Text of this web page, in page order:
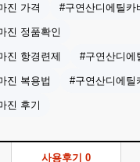
진 가격 #구연산디에틸카
진 정품확인
진 항경련제 #구연산디에
진 복용법 #구연산디에틸
진 후기
사용후기 0